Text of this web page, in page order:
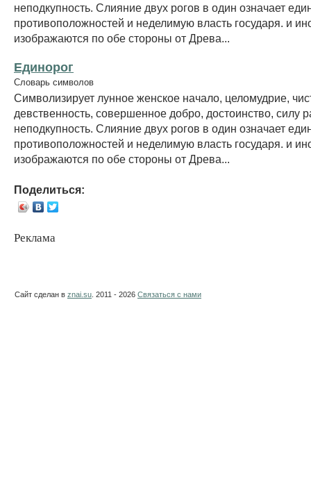
неподкупность. Слияние двух рогов в один означает
противоположностей и неделимую власть государя. и
изображаются по обе стороны от Древа...
Единорог
Словарь символов
Символизирует лунное женское начало, целомудрие,
девственность, совершенное добро, достоинство, силу
неподкупность. Слияние двух рогов в один означает
противоположностей и неделимую власть государя. и
изображаются по обе стороны от Древа...
Поделиться:
Реклама
Сайт сделан в znai.su . 2011 - 2026 Связаться с нами